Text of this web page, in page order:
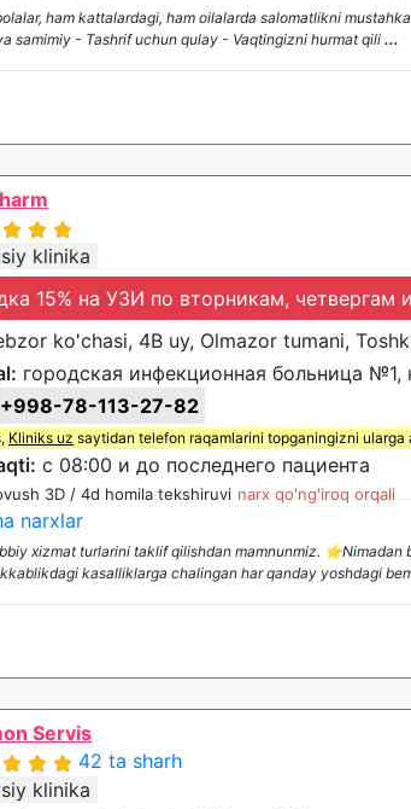
ham kattalardagi, ham oilalarda salomatlikni
samimiy - Tashrif uchun qulay - Vaqtingizni hurmat qili ...
klinika
15% на УЗИ по вторникам, четвергам
ko'chasi, 4B uy, Olmazor tumani,
городская инфекционная больница
+998-78-113-27-82
Kliniks uz saytidan telefon raqamlarini topganingizni ularga
с 08:00 и до последнего пациента
3D / 4d homila tekshiruvi narx qo'ng'iroq orqali
narxlar
xizmat turlarini taklif qilishdan mamnunmiz.
kasalliklarga chalingan har qanday yoshdagi
Servis
42 ta sharh
klinika